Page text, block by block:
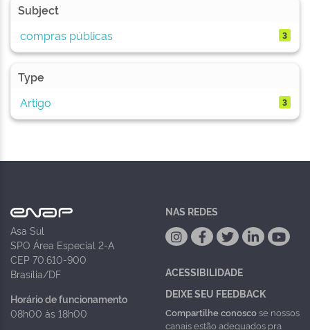
Subject
compras públicas
3
Type
Artigo
3
Asa Sul
SPO Área Especial 2-A
CEP 70.610-900
Brasília/DF
Horário de funcionamento
08h00 às 18h00
NAS REDES
ACESSIBILIDADE
DEIXE SEU FEEDBACK
Compartilhe conoscose nossos
canais estão adequados pra